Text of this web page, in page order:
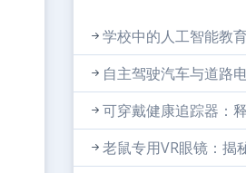
学校中的人工智能教
自主驾驶汽车与道路
可穿戴健康追踪器：
老鼠专用VR眼镜：揭